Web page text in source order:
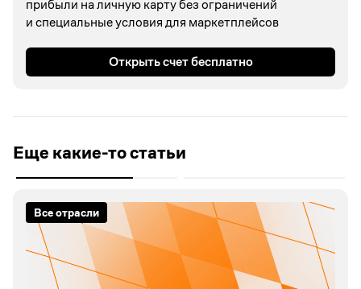
прибыли на личную карту без ограничений
и специальные условия для маркетплейсов
Открыть счет бесплатно
Еще какие-то статьи
Все отрасли